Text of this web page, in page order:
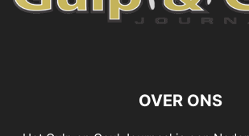
OVER ONS